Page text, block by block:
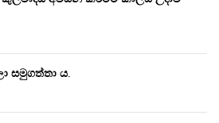
සමුගත්තා ය.